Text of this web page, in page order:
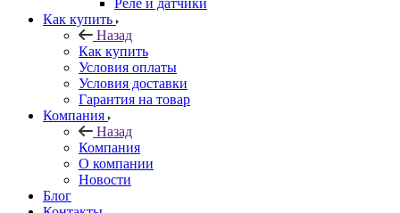
Реле и датчики
Как купить
Назад
Как купить
Условия оплаты
Условия доставки
Гарантия на товар
Компания
Назад
Компания
О компании
Новости
Блог